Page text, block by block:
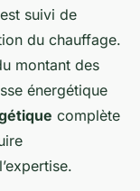
suivi de
du chauffage.
montant des
énergétique
complète